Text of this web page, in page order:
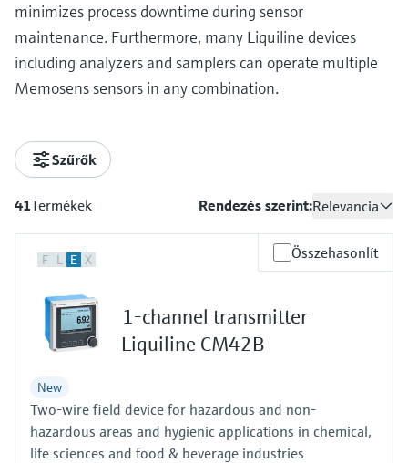
minimizes process downtime during sensor
maintenance. Furthermore, many Liquiline devices
including analyzers and samplers can operate multiple
Memosens sensors in any combination.
Szűrők
41Termékek Rendezés szerint:Relevancia
F L E X Összehasonlít
1-channel transmitter
Liquiline CM42B
New
Two-wire field device for hazardous and non-
hazardous areas and hygienic applications in chemical,
life sciences and food & beverage industries